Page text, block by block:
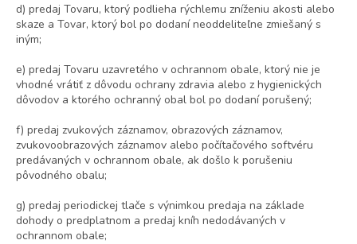
d) predaj Tovaru, ktorý podlieha rýchlemu zníženiu akosti alebo
skaze a Tovar, ktorý bol po dodaní neoddeliteľne zmiešaný s
iným;
e) predaj Tovaru uzavretého v ochrannom obale, ktorý nie je
vhodné vrátiť z dôvodu ochrany zdravia alebo z hygienických
dôvodov a ktorého ochranný obal bol po dodaní porušený;
f) predaj zvukových záznamov, obrazových záznamov,
zvukovoobrazových záznamov alebo počítačového softvéru
predávaných v ochrannom obale, ak došlo k porušeniu
pôvodného obalu;
g) predaj periodickej tlače s výnimkou predaja na základe
dohody o predplatnom a predaj kníh nedodávaných v
ochrannom obale;